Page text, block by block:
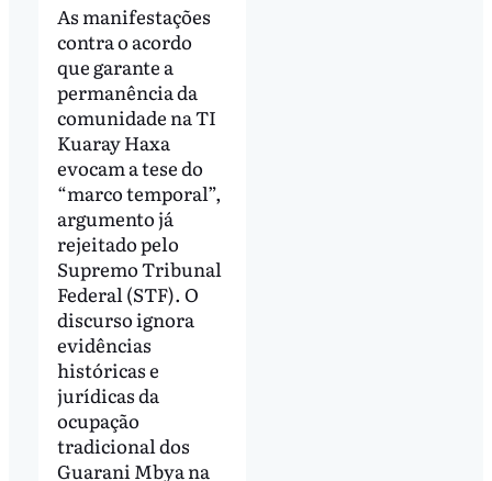
As manifestações
contra o acordo
que garante a
permanência da
comunidade na TI
Kuaray Haxa
evocam a tese do
“marco temporal”,
argumento já
rejeitado pelo
Supremo Tribunal
Federal (STF). O
discurso ignora
evidências
históricas e
jurídicas da
ocupação
tradicional dos
Guarani Mbya na